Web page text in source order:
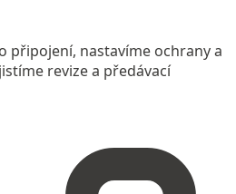
připojení, nastavíme ochrany a
revize a předávací